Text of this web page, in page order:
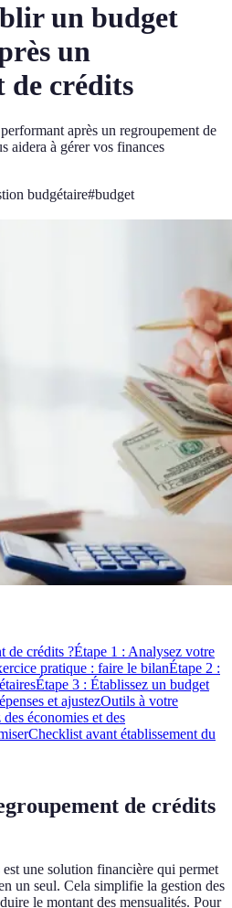
un budget
un
de crédits
après un regroupement de
aidera à gérer vos finances
budgétaire#budget
de crédits ?Étape 1 : Analysez votre
pratique : faire le bilanÉtape 2 :
Étape 3 : Établissez un budget
et ajustezOutils à votre
économies et des
Checklist avant établissement du
de crédits
est une solution financière qui permet
un seul. Cela simplifie la gestion des
le montant des mensualités. Pour